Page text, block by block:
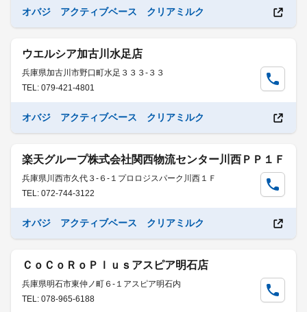
オバジ アクティブベース クリアミルク
ウエルシア加古川水足店
兵庫県加古川市野口町水足３３３-３３
TEL: 079-421-4801
オバジ アクティブベース クリアミルク
楽天グループ株式会社関西物流センター川西ＰＰ１Ｆ
兵庫県川西市久代３-６-１プロロジスパーク川西１Ｆ
TEL: 072-744-3122
オバジ アクティブベース クリアミルク
ＣｏＣｏＲｏＰｌｕｓアスピア明石店
兵庫県明石市東仲ノ町６-１アスピア明石内
TEL: 078-965-6188